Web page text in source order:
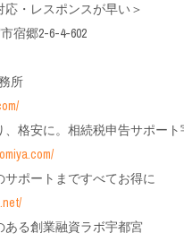
・レスポンスが早い＞
宿郷2-6-4-602
所
格安に。相続税申告サポート
ポートまですべてお得に
る創業融資ラボ宇都宮